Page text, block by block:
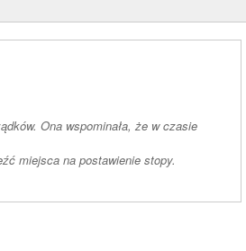
Ona wspominała, że w czasie
miejsca na postawienie stopy.